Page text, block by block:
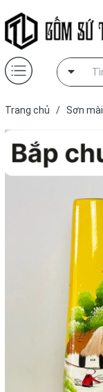
Trang chủ / Sơn mài